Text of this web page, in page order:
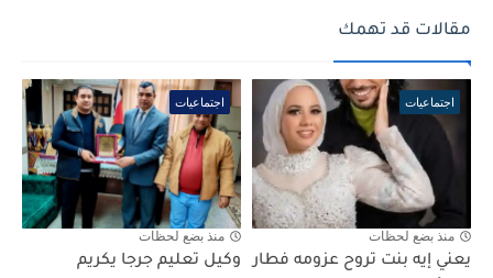
مقالات قد تهمك
اجتماعيات
منذ بضع لحظات
يعني إيه بنت تروح عزومه فطار
اجتماعيات
منذ بضع لحظات
وكيل تعليم جرجا يكريم